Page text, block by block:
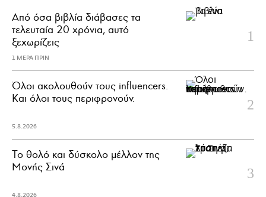
Από όσα βιβλία διάβασες τα
τελευταία 20 χρόνια, αυτό
ξεχωρίζεις
1 ΜΕΡΑ ΠΡΙΝ
Όλοι ακολουθούν τους influencers.
Και όλοι τους περιφρονούν.
5.8.2026
Το θολό και δύσκολο μέλλον της
Μονής Σινά
4.8.2026